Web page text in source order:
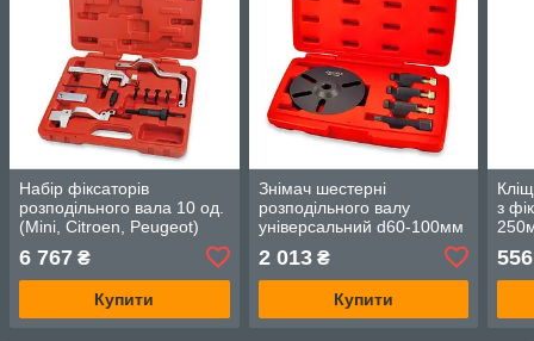
Набір фіксаторів
розподільного вала 10 од.
(Mini, Citroen, Peugeot)
6 767 ₴
Купити
Знімач шестерні
розподільного валу
універсальний d60-100мм
2 013₴
Купити
з
556